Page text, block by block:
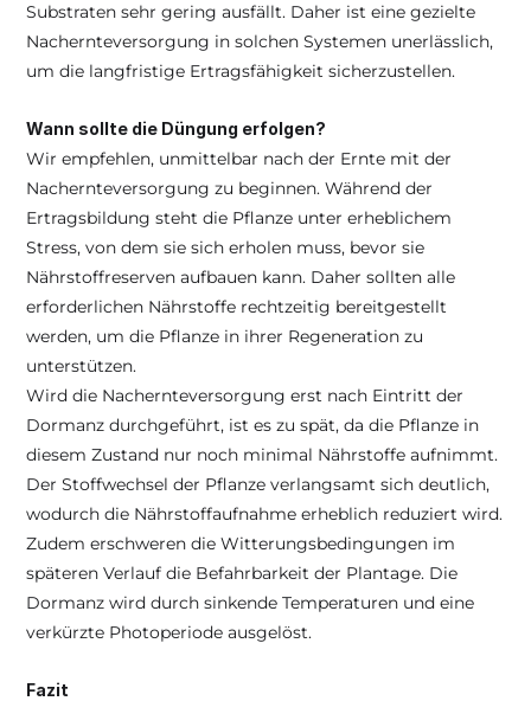
Substraten sehr gering ausfällt. Daher ist eine gezielte
Nachernteversorgung in solchen Systemen unerlässlich,
um die langfristige Ertragsfähigkeit sicherzustellen.
Wann sollte die Düngung erfolgen?
Wir empfehlen, unmittelbar nach der Ernte mit der
Nachernteversorgung zu beginnen. Während der
Ertragsbildung steht die Pflanze unter erheblichem
Stress, von dem sie sich erholen muss, bevor sie
Nährstoffreserven aufbauen kann. Daher sollten alle
erforderlichen Nährstoffe rechtzeitig bereitgestellt
werden, um die Pflanze in ihrer Regeneration zu
unterstützen.
Wird die Nachernteversorgung erst nach Eintritt der
Dormanz durchgeführt, ist es zu spät, da die Pflanze in
diesem Zustand nur noch minimal Nährstoffe aufnimmt.
Der Stoffwechsel der Pflanze verlangsamt sich deutlich,
wodurch die Nährstoffaufnahme erheblich reduziert wird.
Zudem erschweren die Witterungsbedingungen im
späteren Verlauf die Befahrbarkeit der Plantage. Die
Dormanz wird durch sinkende Temperaturen und eine
verkürzte Photoperiode ausgelöst.
Fazit